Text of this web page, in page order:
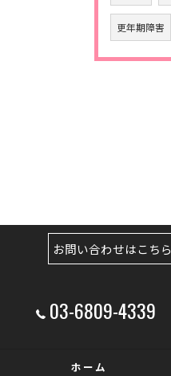
更年期障害
03-6809-4339
お問い合わせはこちら
ホーム